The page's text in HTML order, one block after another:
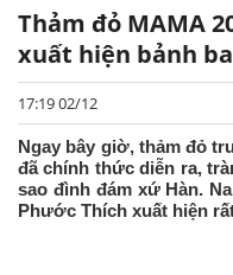
Thảm đỏ MAMA
xuất hiện bảnh
17:19 02/12
Ngay bây giờ, thảm đỏ
đã chính thức diễn ra,
sao đình đám xứ Hàn.
Phước Thích xuất hiện